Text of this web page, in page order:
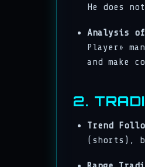
He does
Analysis of
Player»
and make
2.
Trend
(shorts),